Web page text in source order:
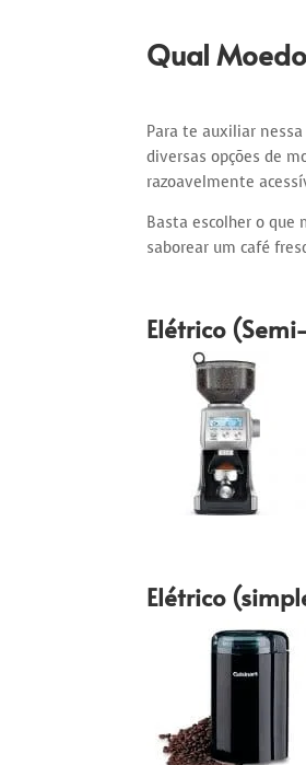
Qual
Para te auxiliar
diversas opções de
razoavelmente
Basta escolher o que
saborear um café
Elétrico
Elétrico